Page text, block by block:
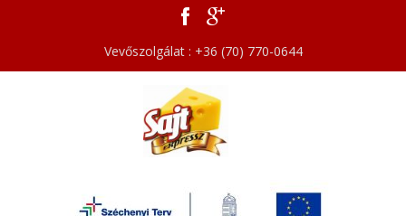
Vevőszolgálat : +36 (70) 770-0644